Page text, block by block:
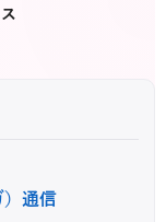
）通信